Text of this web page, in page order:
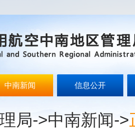
中南新闻 信息公开
局->中南新闻->